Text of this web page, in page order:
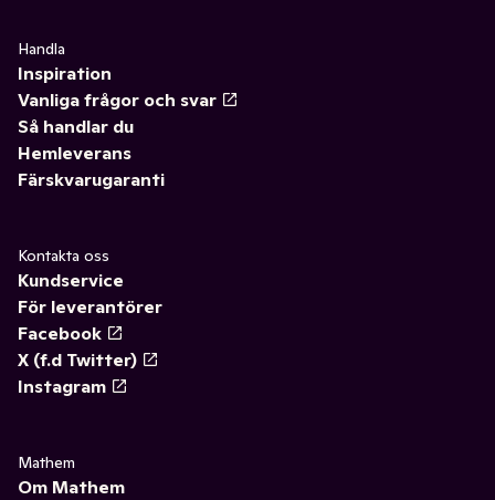
Handla
Inspiration
Vanliga frågor och svar
Så handlar du
Hemleverans
Färskvarugaranti
Kontakta oss
Kundservice
För leverantörer
Facebook
X (f.d Twitter)
Instagram
Mathem
Om Mathem